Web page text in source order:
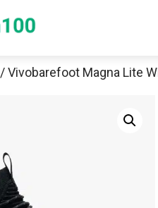
/ Vivobarefoot Magna Lite